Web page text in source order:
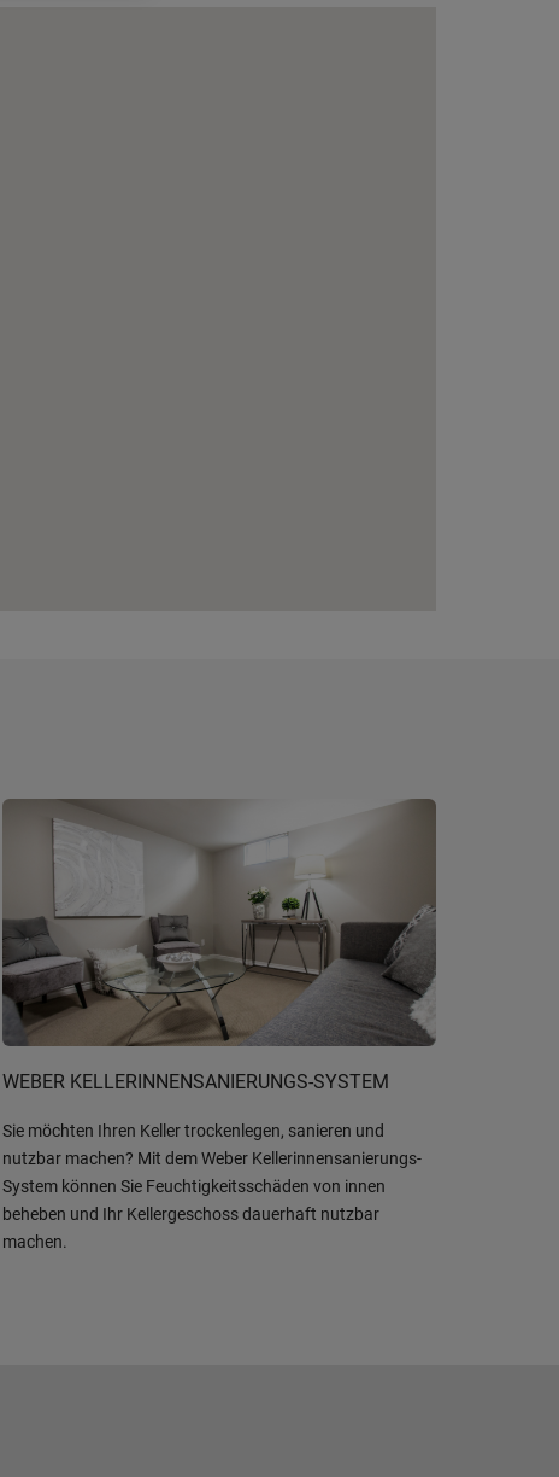
WEBER KELLERINNENSANIERUNGS-SYSTEM
Sie möchten Ihren Keller trockenlegen, sanieren und
nutzbar machen? Mit dem Weber Kellerinnensanierungs-
System können Sie Feuchtigkeitsschäden von innen
beheben und Ihr Kellergeschoss dauerhaft nutzbar
machen.